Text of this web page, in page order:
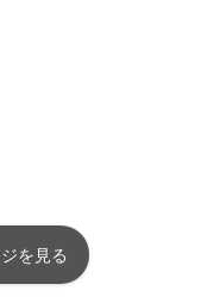
を見る